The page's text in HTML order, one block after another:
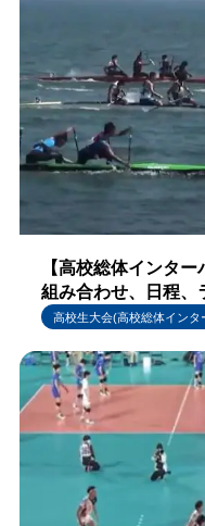
【高校総体インタ
組み合わせ、日程、
高校生大会(高校総体インタ